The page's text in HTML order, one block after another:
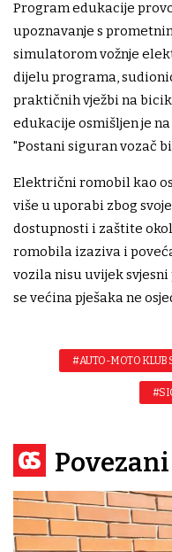
Program edukacije
upoznavanje s
simulatorom vožnje
dijelu programa,
praktičnih vježbi na
edukacije osmišljen je
"Postani siguran vozač
Električni romobil kao
više u uporabi zbog
dostupnosti i zaštite
romobila izaziva i
vozila nisu uvijek
se većina pješaka ne
#AUTO-MOTO KLUB